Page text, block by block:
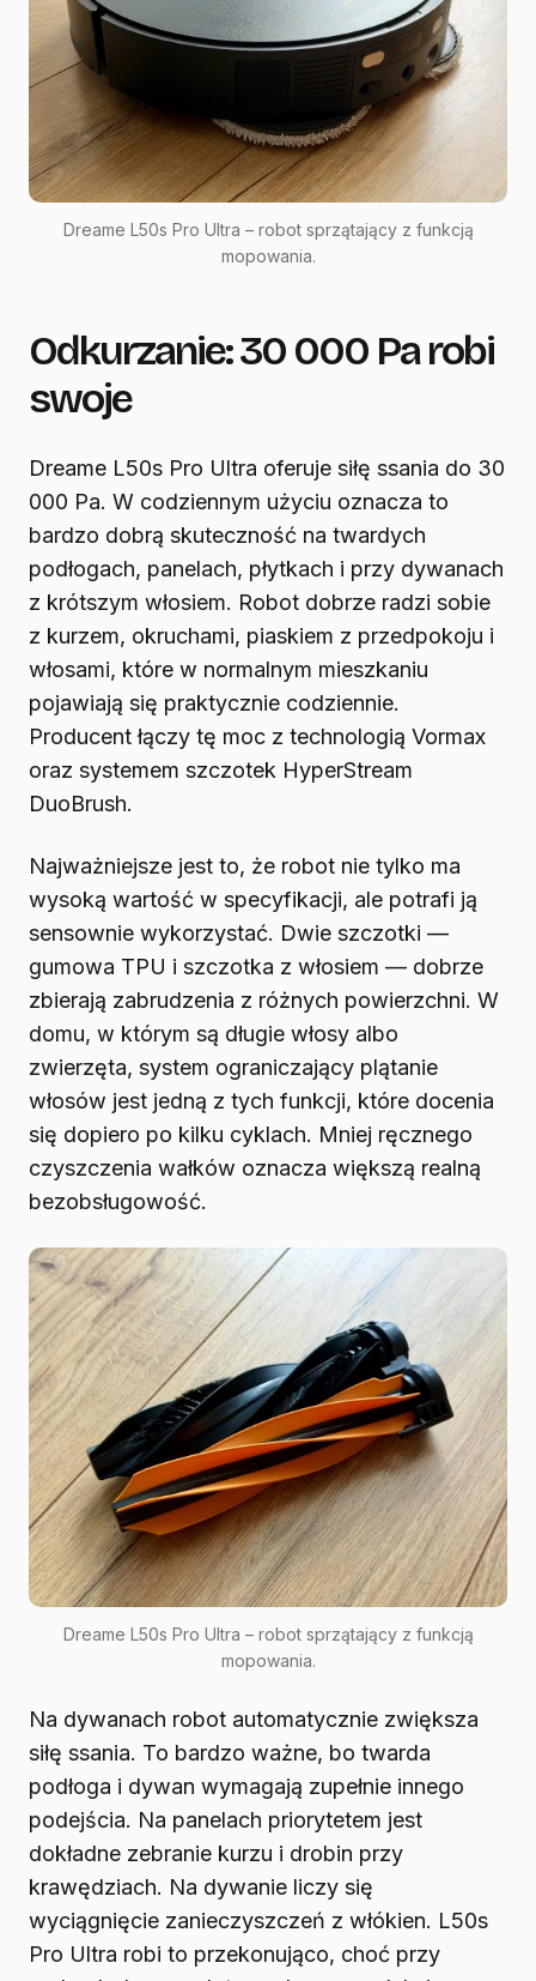
Dreame L50s Pro Ultra – robot sprzątający z funkcją
mopowania.
Odkurzanie: 30 000 Pa robi
swoje
Dreame L50s Pro Ultra oferuje siłę ssania do 30
000 Pa. W codziennym użyciu oznacza to
bardzo dobrą skuteczność na twardych
podłogach, panelach, płytkach i przy dywanach
z krótszym włosiem. Robot dobrze radzi sobie
z kurzem, okruchami, piaskiem z przedpokoju i
włosami, które w normalnym mieszkaniu
pojawiają się praktycznie codziennie.
Producent łączy tę moc z technologią Vormax
oraz systemem szczotek HyperStream
DuoBrush.
Najważniejsze jest to, że robot nie tylko ma
wysoką wartość w specyfikacji, ale potrafi ją
sensownie wykorzystać. Dwie szczotki —
gumowa TPU i szczotka z włosiem — dobrze
zbierają zabrudzenia z różnych powierzchni. W
domu, w którym są długie włosy albo
zwierzęta, system ograniczający plątanie
włosów jest jedną z tych funkcji, które docenia
się dopiero po kilku cyklach. Mniej ręcznego
czyszczenia wałków oznacza większą realną
bezobsługowość.
Dreame L50s Pro Ultra – robot sprzątający z funkcją
mopowania.
Na dywanach robot automatycznie zwiększa
siłę ssania. To bardzo ważne, bo twarda
podłoga i dywan wymagają zupełnie innego
podejścia. Na panelach priorytetem jest
dokładne zebranie kurzu i drobin przy
krawędziach. Na dywanie liczy się
wyciągnięcie zanieczyszczeń z włókien. L50s
Pro Ultra robi to przekonująco, choć przy